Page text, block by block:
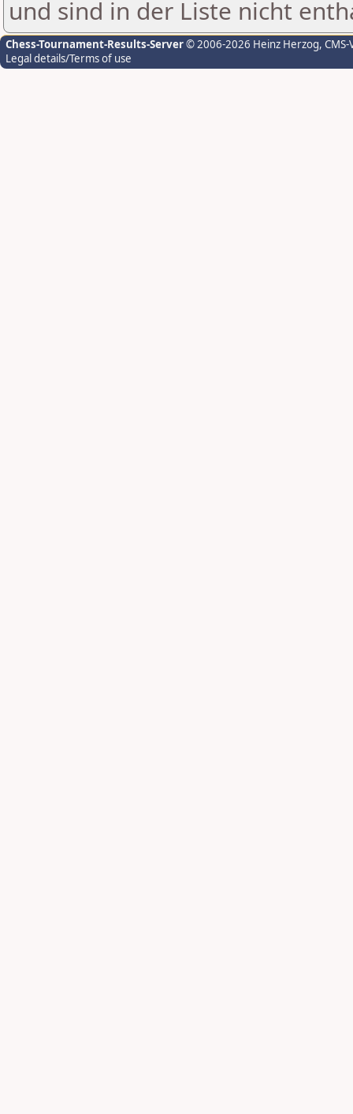
und sind in der Liste nicht
Chess-Tournament-Results-Server© 2006-2026 Heinz Herzog,
Legal details/Terms of use